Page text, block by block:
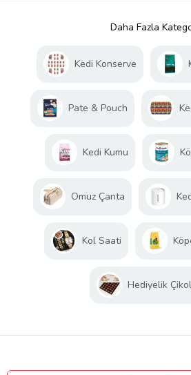
Daha Fazla
Kedi Konserve
Pate & Pouch
Kedi Kumu
Omuz Çanta
Kol Saati
Hediyelik